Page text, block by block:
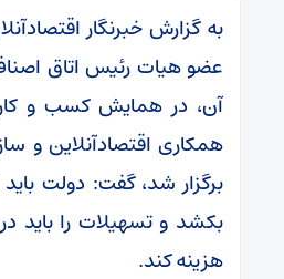
به گزارش خبرنگار
عضو هیات رئیس اتاق
آن، در همایش کسب و
همکاری اقتصادآنلاین و
برگزار شد، گفت: دولت
بکشد و تسهیلات را باید
هزینه کند.